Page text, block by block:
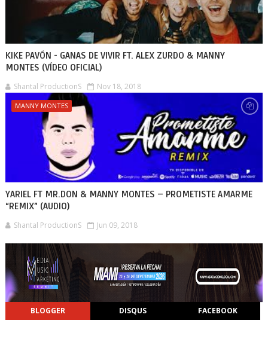
KIKE PAVÓN - GANAS DE VIVIR FT. ALEX ZURDO & MANNY
MONTES (VÍDEO OFICIAL)
Shantal ProductionS Nov 18, 2018
MANNY MONTES
YARIEL FT MR.DON & MANNY MONTES – PROMETISTE AMARME
“REMIX” (AUDIO)
Shantal ProductionS Jun 09, 2018
BLOGGER DISQUS FACEBOOK